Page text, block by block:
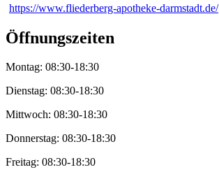
https://www.fliederberg-apotheke-darmstadt.de/
Öffnungszeiten
Montag: 08:30-18:30
Dienstag: 08:30-18:30
Mittwoch: 08:30-18:30
Donnerstag: 08:30-18:30
Freitag: 08:30-18:30